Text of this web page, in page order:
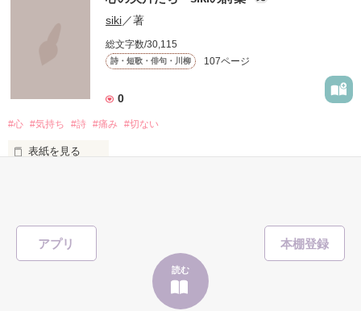
アプリ
読む
たくさん妄想しちゃってください
１冊にまとめて欲しいとの声があったので、
パート２の台詞を、
作品を読む
☆週間少年χ烈火６３号さま☆
siki／著
総文字数/30,115
詩・短歌・俳句・川柳 107ページ
0
#心 #気持ち #詩 #痛み #切ない
表紙を見る
だ。
数が多くなったので、一応完結させましたが・・・きまぐれに